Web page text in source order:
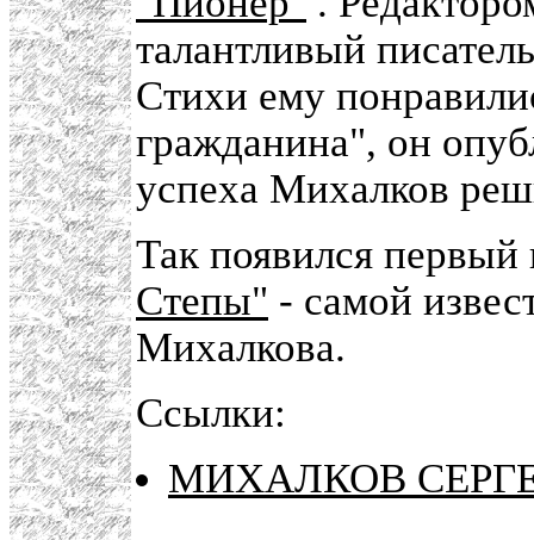
талантливый
Стихи ему
гражданина", он
успеха Михалков
Так появился
Степы" - самой
Михалкова.
Ссылки:
МИХАЛКОВ